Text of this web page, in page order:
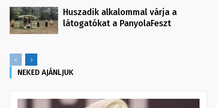
Huszadik alkalommal várja a
látogatókat a PanyolaFeszt
NEKED AJÁNLJUK